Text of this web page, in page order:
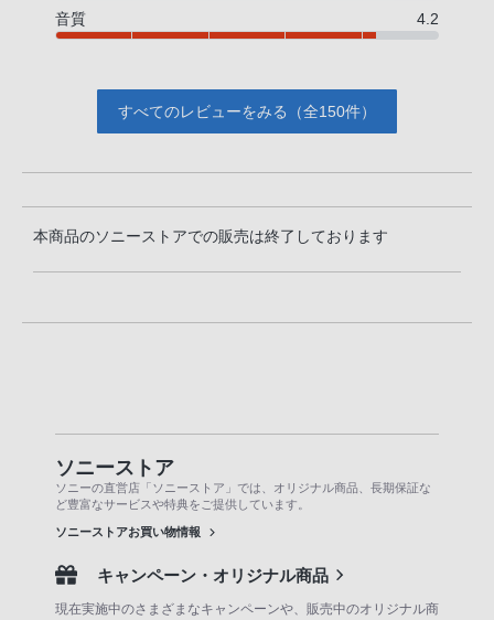
音質 4.2
すべてのレビューをみる（全150件）
本商品のソニーストアでの販売は終了しております
ソニーストア
ソニーの直営店「ソニーストア」では、オリジナル商品、長期保証な
ど豊富なサービスや特典をご提供しています。
ソニーストアお買い物情報
キャンペーン・オリジナル商品
現在実施中のさまざまなキャンペーンや、販売中のオリジナル商